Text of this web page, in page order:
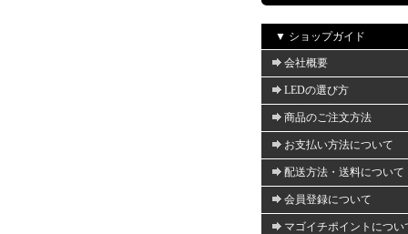
▼ ショップガイド
会社概要
LEDの選び方
商品のご注文方法
お支払い方法について
配送方法・送料について
会員登録について
マゴイチポイントについ